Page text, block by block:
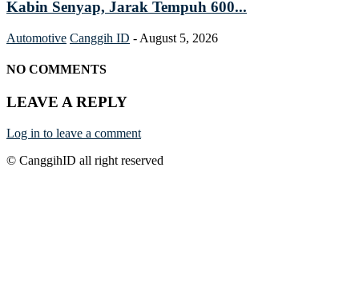
Kabin Senyap, Jarak Tempuh 600...
Automotive Canggih ID - August 5, 2026
NO COMMENTS
LEAVE A REPLY
Log in to leave a comment
© CanggihID all right reserved